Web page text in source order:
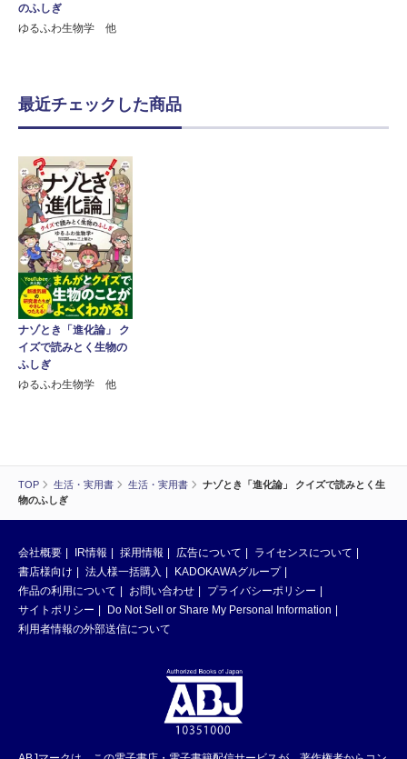
TOP 生活・実用書 生活・実用書
ナゾとき「進化論」 クイズで読みとく生
物のふしぎ
のふしぎ
ゆるふわ生物学 他
最近チェックした商品
ナゾとき「進化論」 ク
イズで読みとく生物の
ふしぎ
ゆるふわ生物学 他
会社概要 IR情報 採用情報 広告について
ライセンスについて
書店様向け
法人様一括購入
KADOKAWAグループ
作品の利用について
お問い合わせ
プライバシーポリシー
サイトポリシー
Do Not Sell or Share My Personal Information
利用者情報の外部送信について